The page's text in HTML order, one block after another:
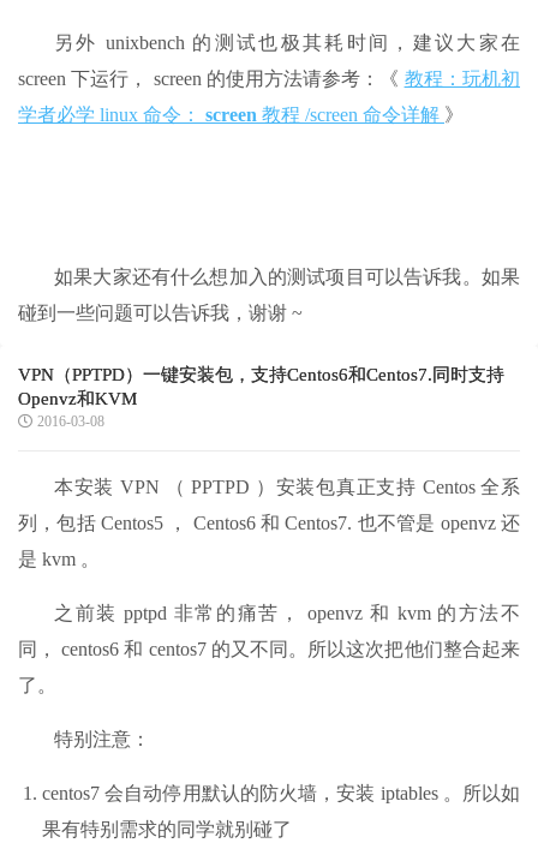
另外 unixbench 的测试也极其耗时间，建议大家在
screen 下运行， screen 的使用方法请参考：《 教程：玩机初
学者必学 linux 命令： screen 教程 /screen 命令详解 》
如果大家还有什么想加入的测试项目可以告诉我。如果
碰到一些问题可以告诉我，谢谢 ~
VPN（PPTPD）一键安装包，支持Centos6和Centos7.同时支持
Openvz和KVM
2016-03-08
本安装 VPN （ PPTPD ）安装包真正支持 Centos 全系
列，包括 Centos5 ， Centos6 和 Centos7. 也不管是 openvz 还
是 kvm 。
之前装 pptpd 非常的痛苦， openvz 和 kvm 的方法不
同， centos6 和 centos7 的又不同。所以这次把他们整合起来
了。
特别注意：
centos7 会自动停用默认的防火墙，安装 iptables 。所以如
果有特别需求的同学就别碰了